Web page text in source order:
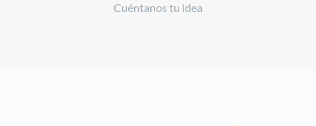
Cuéntanos tu idea